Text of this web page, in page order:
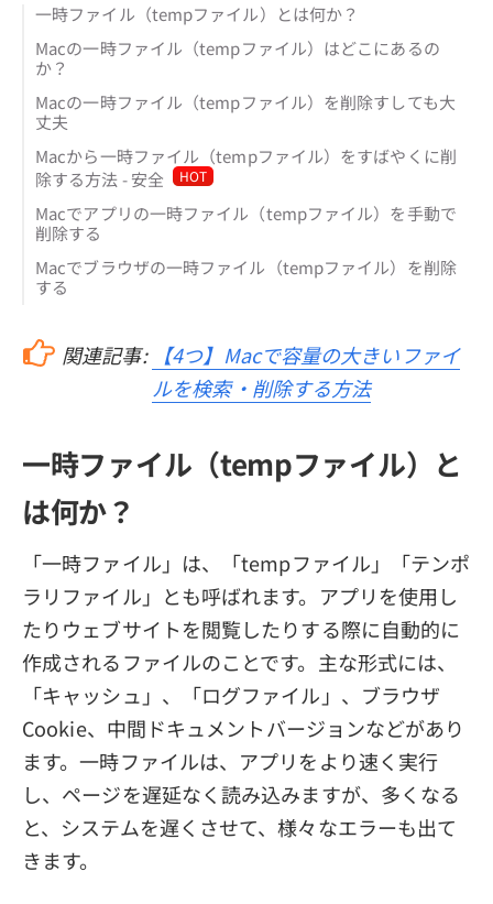
一時ファイル（tempファイル）とは何か？
Macの一時ファイル（tempファイル）はどこにあるの
か？
Macの一時ファイル（tempファイル）を削除すしても大
丈夫
Macから一時ファイル（tempファイル）をすばやくに削
除する方法 - 安全
HOT
Macでアプリの一時ファイル（tempファイル）を手動で
削除する
Macでブラウザの一時ファイル（tempファイル）を削除
する
関連記事:
【4つ】Macで容量の大きいファイ
ルを検索・削除する方法
一時ファイル（tempファイル）と
は何か？
「一時ファイル」は、「tempファイル」「テンポ
ラリファイル」とも呼ばれます。アプリを使用し
たりウェブサイトを閲覧したりする際に自動的に
作成されるファイルのことです。主な形式には、
「キャッシュ」、「ログファイル」、ブラウザ
Cookie、中間ドキュメントバージョンなどがあり
ます。一時ファイルは、アプリをより速く実行
し、ページを遅延なく読み込みますが、多くなる
と、システムを遅くさせて、様々なエラーも出て
きます。